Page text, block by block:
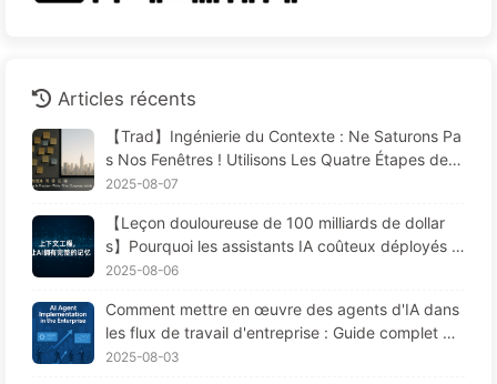
Articles récents
【Trad】Ingénierie du Contexte : Ne Saturons Pa
s Nos Fenêtres ! Utilisons Les Quatre Étapes de R
édaction, Filtrage, Compression et Isolation, Évito
à L'extérieur — Apprenons Lentement L'IA170
2025-08-07
【Leçon douloureuse de 100 milliards de dollar
s】Pourquoi les assistants IA coûteux déployés p
ar les entreprises "oublient" souvent aux moment
d'améliorer leur performance de 90 % ? — Appre
ndre lentement l'IA 169
2025-08-06
Comment mettre en œuvre des agents d'IA dans
les flux de travail d'entreprise : Guide complet po
ur 2025 —— Apprenez l'IA lentement 166
2025-08-03